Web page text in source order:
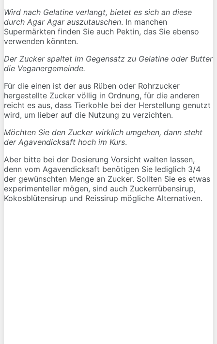
Wird nach Gelatine verlangt, bietet es sich an diese
durch Agar Agar auszutauschen. In manchen
Supermärkten finden Sie auch Pektin, das Sie ebenso
verwenden könnten.
Der Zucker spaltet im Gegensatz zu Gelatine oder Butter
die Veganergemeinde.
Für die einen ist der aus Rüben oder Rohrzucker
hergestellte Zucker völlig in Ordnung, für die anderen
reicht es aus, dass Tierkohle bei der Herstellung genutzt
wird, um lieber auf die Nutzung zu verzichten.
Möchten Sie den Zucker wirklich umgehen, dann steht
der Agavendicksaft hoch im Kurs.
Aber bitte bei der Dosierung Vorsicht walten lassen,
denn vom Agavendicksaft benötigen Sie lediglich 3/4
der gewünschten Menge an Zucker. Sollten Sie es etwas
experimenteller mögen, sind auch Zuckerrübensirup,
Kokosblütensirup und Reissirup mögliche Alternativen.